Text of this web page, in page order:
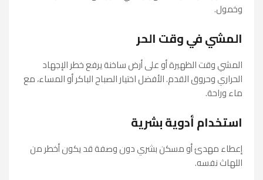
وخمول.
المشي في وقت الحر
المشي وقت الظهيرة أو على أرض ساخنة يرفع خطر الإجهاد
الحراري وحروق القدم. الأفضل اختيار الصباح الباكر أو المساء، مع
ماء وراحة.
استخدام أدوية بشرية
إعطاء مهدئ أو مسكن بشري دون وصفة قد يكون أخطر من
اللهاث نفسه.